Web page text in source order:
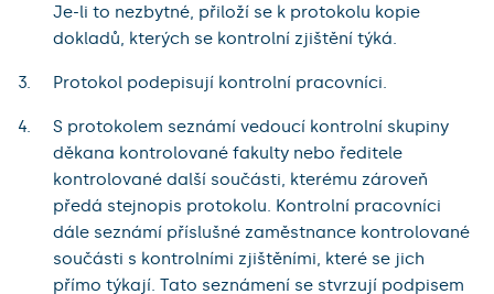
Je-li to nezbytné, přiloží se k protokolu kopie
dokladů, kterých se kontrolní zjištění týká.
Protokol podepisují kontrolní pracovníci.
S protokolem seznámí vedoucí kontrolní skupiny
děkana kontrolované fakulty nebo ředitele
kontrolované další součásti, kterému zároveň
předá stejnopis protokolu. Kontrolní pracovníci
dále seznámí příslušné zaměstnance kontrolované
součásti s kontrolními zjištěními, které se jich
přímo týkají. Tato seznámení se stvrzují podpisem